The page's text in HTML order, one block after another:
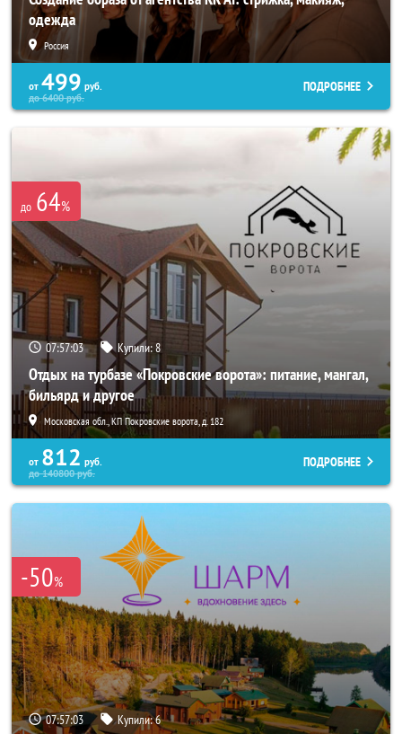
одежда
Россия
от 499 руб.
до6400руб.
ПОДРОБНЕЕ
до 64%
07:56:59 Купили:8
Отдых на турбазе «Покровские ворота»: питание, мангал,
бильярд и другое
Московская обл., КП Покровские ворота, д. 182
от 812 руб.
до140800руб.
ПОДРОБНЕЕ
-50%
07:56:59 Купили:6